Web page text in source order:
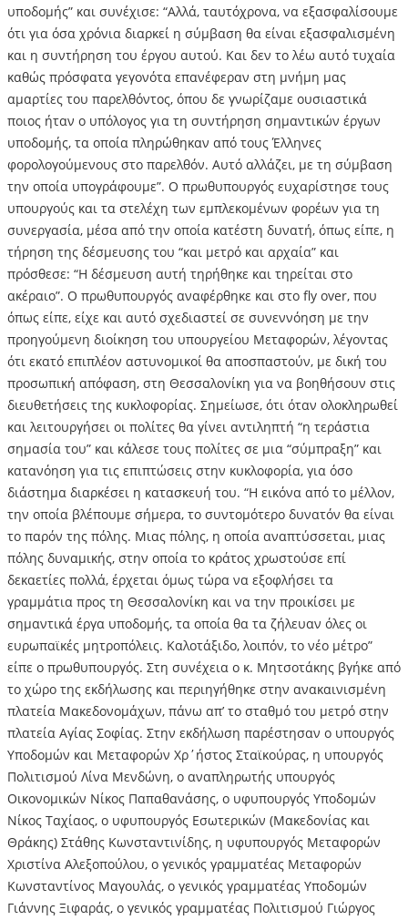
υποδομής” και συνέχισε: “Αλλά, ταυτόχρονα, να εξασφαλίσουμε
ότι για όσα χρόνια διαρκεί η σύμβαση θα είναι εξασφαλισμένη
και η συντήρηση του έργου αυτού. Και δεν το λέω αυτό τυχαία
καθώς πρόσφατα γεγονότα επανέφεραν στη μνήμη μας
αμαρτίες του παρελθόντος, όπου δε γνωρίζαμε ουσιαστικά
ποιος ήταν ο υπόλογος για τη συντήρηση σημαντικών έργων
υποδομής, τα οποία πληρώθηκαν από τους Έλληνες
φορολογούμενους στο παρελθόν. Αυτό αλλάζει, με τη σύμβαση
την οποία υπογράφουμε”. Ο πρωθυπουργός ευχαρίστησε τους
υπουργούς και τα στελέχη των εμπλεκομένων φορέων για τη
συνεργασία, μέσα από την οποία κατέστη δυνατή, όπως είπε, η
τήρηση της δέσμευσης του “και μετρό και αρχαία” και
πρόσθεσε: “Η δέσμευση αυτή τηρήθηκε και τηρείται στο
ακέραιο”. Ο πρωθυπουργός αναφέρθηκε και στο fly over, που
όπως είπε, είχε και αυτό σχεδιαστεί σε συνεννόηση με την
προηγούμενη διοίκηση του υπουργείου Μεταφορών, λέγοντας
ότι εκατό επιπλέον αστυνομικοί θα αποσπαστούν, με δική του
προσωπική απόφαση, στη Θεσσαλονίκη για να βοηθήσουν στις
διευθετήσεις της κυκλοφορίας. Σημείωσε, ότι όταν ολοκληρωθεί
και λειτουργήσει οι πολίτες θα γίνει αντιληπτή “η τεράστια
σημασία του” και κάλεσε τους πολίτες σε μια “σύμπραξη” και
κατανόηση για τις επιπτώσεις στην κυκλοφορία, για όσο
διάστημα διαρκέσει η κατασκευή του. “Η εικόνα από το μέλλον,
την οποία βλέπουμε σήμερα, το συντομότερο δυνατόν θα είναι
το παρόν της πόλης. Μιας πόλης, η οποία αναπτύσσεται, μιας
πόλης δυναμικής, στην οποία το κράτος χρωστούσε επί
δεκαετίες πολλά, έρχεται όμως τώρα να εξοφλήσει τα
γραμμάτια προς τη Θεσσαλονίκη και να την προικίσει με
σημαντικά έργα υποδομής, τα οποία θα τα ζήλευαν όλες οι
ευρωπαϊκές μητροπόλεις. Καλοτάξιδο, λοιπόν, το νέο μέτρο”
είπε ο πρωθυπουργός. Στη συνέχεια ο κ. Μητσοτάκης βγήκε από
το χώρο της εκδήλωσης και περιηγήθηκε στην ανακαινισμένη
πλατεία Μακεδονομάχων, πάνω απ’ το σταθμό του μετρό στην
πλατεία Αγίας Σοφίας. Στην εκδήλωση παρέστησαν ο υπουργός
Υποδομών και Μεταφορών Χρ΄ήστος Σταϊκούρας, η υπουργός
Πολιτισμού Λίνα Μενδώνη, ο αναπληρωτής υπουργός
Οικονομικών Νίκος Παπαθανάσης, ο υφυπουργός Υποδομών
Νίκος Ταχίαος, ο υφυπουργός Εσωτερικών (Μακεδονίας και
Θράκης) Στάθης Κωνσταντινίδης, η υφυπουργός Μεταφορών
Χριστίνα Αλεξοπούλου, ο γενικός γραμματέας Μεταφορών
Κωνσταντίνος Μαγουλάς, ο γενικός γραμματέας Υποδομών
Γιάννης Ξιφαράς, ο γενικός γραμματέας Πολιτισμού Γιώργος